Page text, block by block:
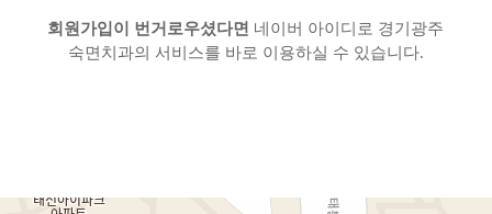
회원가입이 번거로우셨다면 네이버 아이디로 경기광주
숙면치과의 서비스를 바로 이용하실 수 있습니다.